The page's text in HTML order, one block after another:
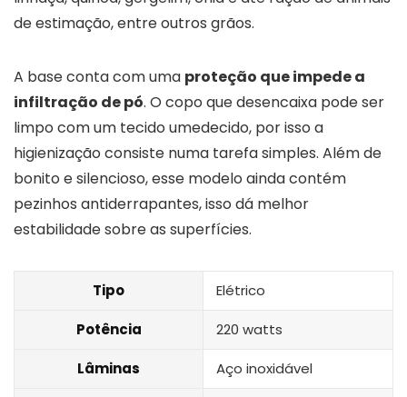
de estimação, entre outros grãos.
A base conta com uma proteção que impede a
infiltração de pó. O copo que desencaixa pode ser
limpo com um tecido umedecido, por isso a
higienização consiste numa tarefa simples. Além de
bonito e silencioso, esse modelo ainda contém
pezinhos antiderrapantes, isso dá melhor
estabilidade sobre as superfícies.
Tipo Elétrico
Potência 220 watts
Lâminas Aço inoxidável